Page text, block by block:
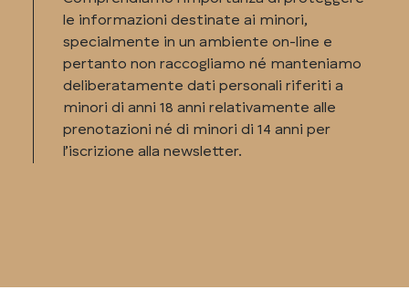
le informazioni destinate ai minori,
specialmente in un ambiente on-line e
pertanto non raccogliamo né manteniamo
deliberatamente dati personali riferiti a
minori di anni 18 anni relativamente alle
prenotazioni né di minori di 14 anni per
l’iscrizione alla newsletter.